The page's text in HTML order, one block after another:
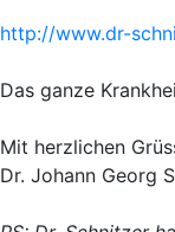
http://www.dr-
Das ganze
Mit herzlichen
Dr. Johann Georg